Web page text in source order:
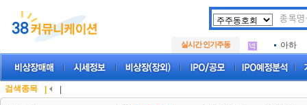
실시간 인기주동
아크로
.
삼성메
아하
.
삼성메
검색종목